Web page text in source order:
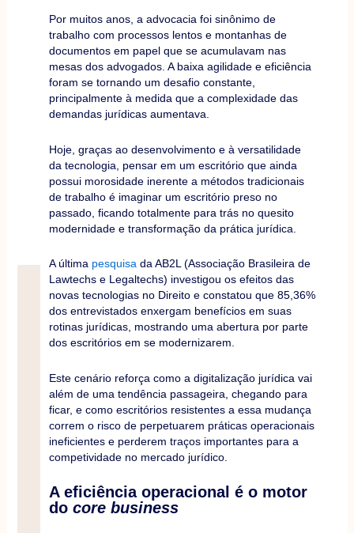
Por muitos anos, a advocacia foi sinônimo de
trabalho com processos lentos e montanhas de
documentos em papel que se acumulavam nas
mesas dos advogados. A baixa agilidade e eficiência
foram se tornando um desafio constante,
principalmente à medida que a complexidade das
demandas jurídicas aumentava.
Hoje, graças ao desenvolvimento e à versatilidade
da tecnologia, pensar em um escritório que ainda
possui morosidade inerente a métodos tradicionais
de trabalho é imaginar um escritório preso no
passado, ficando totalmente para trás no quesito
modernidade e transformação da prática jurídica.
A última pesquisa da AB2L (Associação Brasileira de
Lawtechs e Legaltechs) investigou os efeitos das
novas tecnologias no Direito e constatou que 85,36%
dos entrevistados enxergam benefícios em suas
rotinas jurídicas, mostrando uma abertura por parte
dos escritórios em se modernizarem.
Este cenário reforça como a digitalização jurídica vai
além de uma tendência passageira, chegando para
ficar, e como escritórios resistentes a essa mudança
correm o risco de perpetuarem práticas operacionais
ineficientes e perderem traços importantes para a
competividade no mercado jurídico.
A eficiência operacional é o motor
do core business